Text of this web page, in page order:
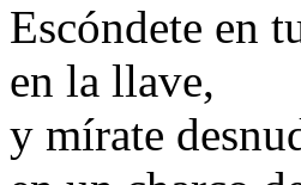
Escóndete en
en la llave,
y mírate